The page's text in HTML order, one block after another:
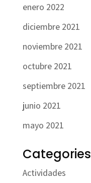
enero 2022
diciembre 2021
noviembre 2021
octubre 2021
septiembre 2021
junio 2021
mayo 2021
Categories
Actividades